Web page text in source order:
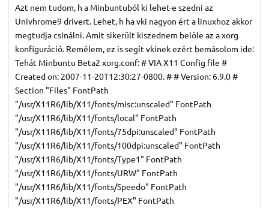
Azt nem tudom, h a Minbuntuból ki lehet-e szedni az
Univhrome9 drivert. Lehet, h ha vki nagyon ért a linuxhoz akkor
megtudja csinálni. Amit sikerült kiszednem belöle az a xorg
konfiguráció. Remélem, ez is segít vkinek ezért bemásolom ide:
Tehát Minbuntu Beta2 xorg.conf: # VIA X11 Config file #
Created on: 2007-11-20T12:30:27-0800. # # Version: 6.9.0 #
Section "Files" FontPath
"/usr/X11R6/lib/X11/fonts/misc:unscaled" FontPath
"/usr/X11R6/lib/X11/fonts/local" FontPath
"/usr/X11R6/lib/X11/fonts/75dpi:unscaled" FontPath
"/usr/X11R6/lib/X11/fonts/100dpi:unscaled" FontPath
"/usr/X11R6/lib/X11/fonts/Type1" FontPath
"/usr/X11R6/lib/X11/fonts/URW" FontPath
"/usr/X11R6/lib/X11/fonts/Speedo" FontPath
"/usr/X11R6/lib/X11/fonts/PEX" FontPath